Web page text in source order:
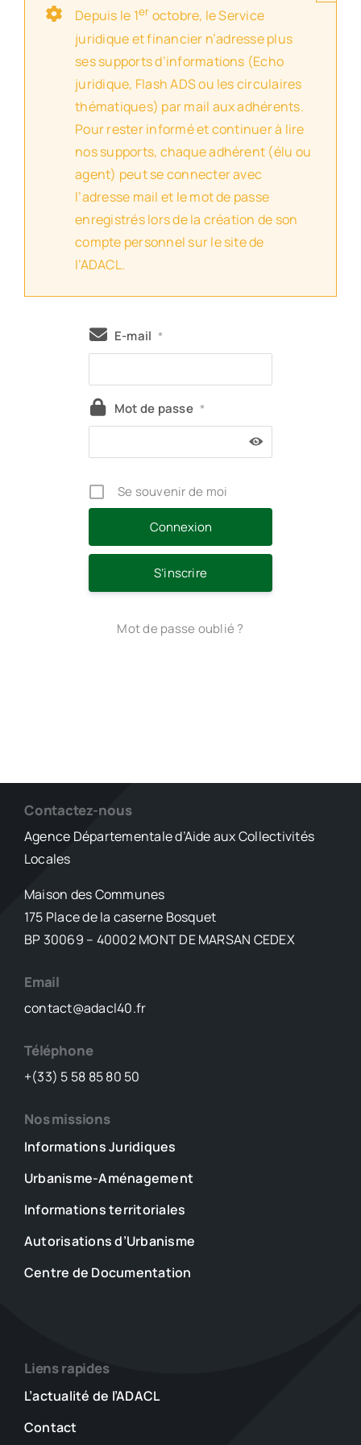
Depuis le 1er octobre, le Service
juridique et financier n’adresse plus
ses supports d’informations (Echo
juridique, Flash ADS ou les circulaires
thématiques) par mail aux adhérents.
Pour rester informé et continuer à lire
nos supports, chaque adhérent (élu ou
agent) peut se connecter avec
l’adresse mail et le mot de passe
enregistrés lors de la création de son
compte personnel sur le site de
l’ADACL.
E-mail *
Mot de passe *
Se souvenir de moi
S’inscrire
Mot de passe oublié ?
Contactez-nous
Agence Départementale d’Aide aux Collectivités
Locales
Maison des Communes
175 Place de la caserne Bosquet
BP 30069 – 40002 MONT DE MARSAN CEDEX
Email
contact@adacl40.fr
Téléphone
+(33) 5 58 85 80 50
Nos missions
Informations Juridiques
Urbanisme-Aménagement
Informations territoriales
Autorisations d’Urbanisme
Centre de Documentation
Liens rapides
L’actualité de l’ADACL
Contact